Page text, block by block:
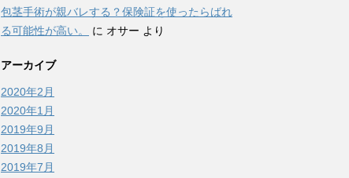
包茎手術が親バレする？保険証を使ったらばれ
る可能性が高い。
に オサー より
アーカイブ
2020年2月
2020年1月
2019年9月
2019年8月
2019年7月